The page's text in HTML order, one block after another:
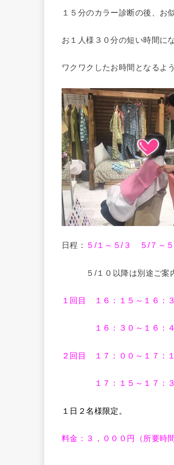
１５分のカラー診断の後、お
お１人様３０分の短い時間に
ワクワクしたお時間となるよ
日程： ５/１～５/３ ５/７～５
５/１０以降は別途ご案内
１回目 １６：１５～１６：
１６：３０～１６：４
２回目 １７：００～１７：
１７：１５～１７：３
１日２名様限定。
料金：３，０００円（所要時